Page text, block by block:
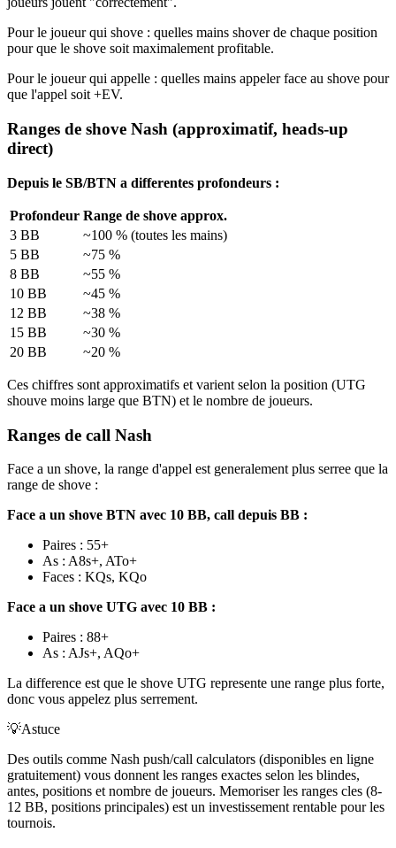
Pour le joueur qui shove : quelles mains shover de chaque position
pour que le shove soit maximalement profitable.
Pour le joueur qui appelle : quelles mains appeler face au shove pour
que l'appel soit +EV.
Ranges de shove Nash (approximatif, heads-up
direct)
Depuis le SB/BTN a differentes profondeurs :
Profondeur Range de shove approx.
3 BB
~100 % (toutes les mains)
5 BB
~75 %
8 BB
~55 %
10 BB
~45 %
12 BB
~38 %
15 BB
~30 %
20 BB
~20 %
Ces chiffres sont approximatifs et varient selon la position (UTG
shouve moins large que BTN) et le nombre de joueurs.
Ranges de call Nash
Face a un shove, la range d'appel est generalement plus serree que la
range de shove :
Face a un shove BTN avec 10 BB, call depuis BB :
Paires : 55+
As : A8s+, ATo+
Faces : KQs, KQo
Face a un shove UTG avec 10 BB :
Paires : 88+
As : AJs+, AQo+
La difference est que le shove UTG represente une range plus forte,
donc vous appelez plus serrement.
💡Astuce
Des outils comme Nash push/call calculators (disponibles en ligne
gratuitement) vous donnent les ranges exactes selon les blindes,
antes, positions et nombre de joueurs. Memoriser les ranges cles (8-
12 BB, positions principales) est un investissement rentable pour les
tournois.